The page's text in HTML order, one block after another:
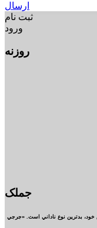
ارسال
ثبت نام
ورود
روزنه
جملک
خود، بدترين نوع ناداني است. «جرجي